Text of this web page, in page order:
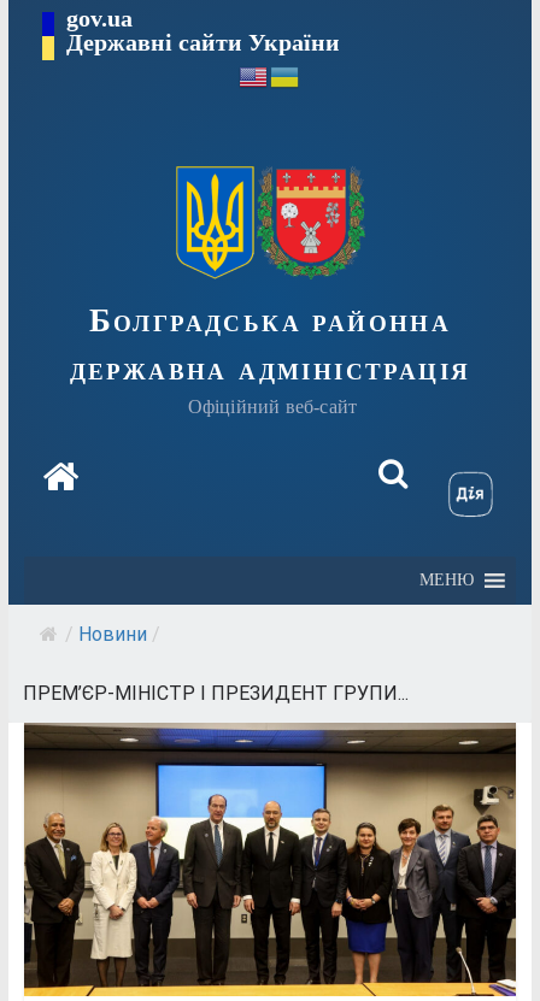
Перейтиgov.ua
Державні сайти України
Болградська районна
державна адміністрація
Офіційний веб-сайт
МЕНЮ
/ Новини /
ПРЕМ’ЄР-МІНІСТР І ПРЕЗИДЕНТ ГРУПИ...